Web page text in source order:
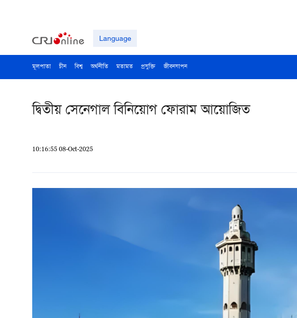
Language
মূলপাতা চীন বিশ্ব অর্থনীতি মতামত প্রযুক্তি জীবনযাপন
দ্বিতীয় সেনেগাল বিনিয়োগ ফোরাম আয়োজিত
10:16:55 08-Oct-2025